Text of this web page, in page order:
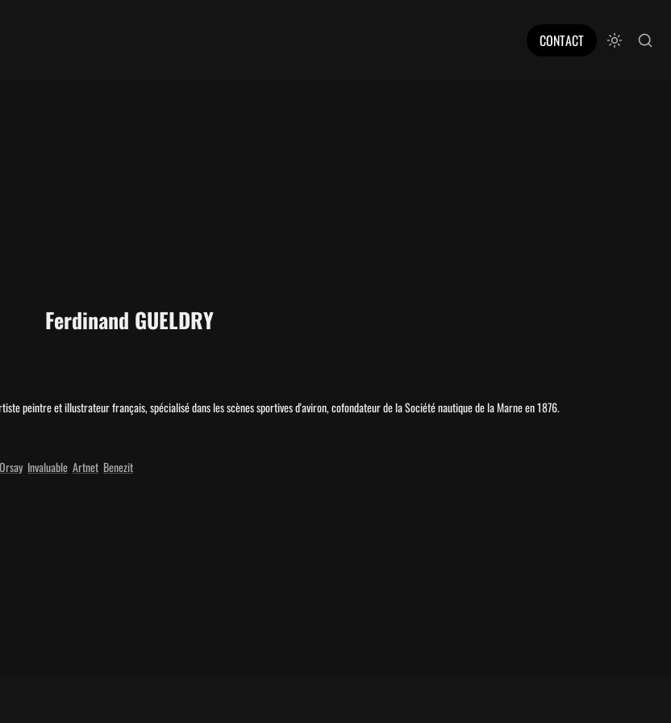
CONTACT
Ferdinand GUELDRY
peintre et illustrateur français, spécialisé dans les scènes sportives d'aviron, cofondateur de la Société nautique de la Marne en 1876.
Invaluable Artnet Benezit